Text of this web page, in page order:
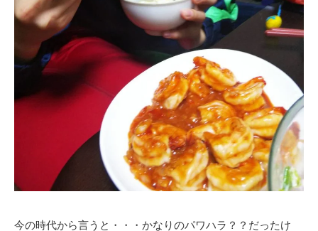
今の時代から言うと・・・かなりのパワハラ？？だったけ